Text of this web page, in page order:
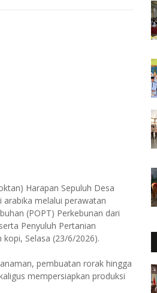
Harapan Sepuluh Desa
melalui perawatan
(POPT) Perkebunan dari
Penyuluh Pertanian
Selasa (23/6/2026).
pembuatan rorak hingga
mempersiapkan produksi